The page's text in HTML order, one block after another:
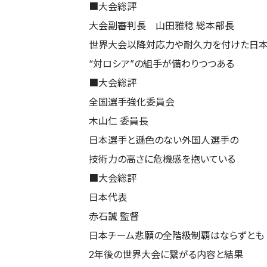
■大会総評
大会副審判長 山田雅稔 総本部長
世界大会以降対応力や耐久力を付けた日
“対ロシア”の組手が備わりつつある
■大会総評
全国選手強化委員会
木山仁 委員長
日本選手と遜色のない外国人選手の
技術力の高さに危機感を抱いている
■大会総評
日本代表
赤石誠 監督
日本チーム悲願の全階級制覇はならずとも
2年後の世界大会に繋がる内容と結果